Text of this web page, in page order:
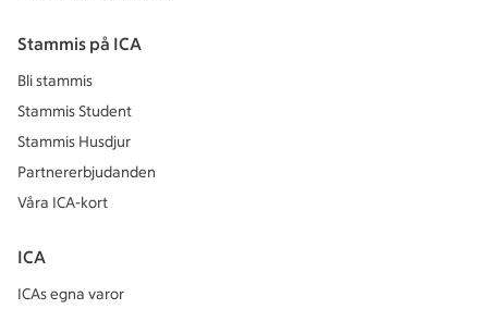
Stammis på ICA
Bli stammis
Stammis Student
Stammis Husdjur
Partnererbjudanden
Våra ICA-kort
ICA
ICAs egna varor